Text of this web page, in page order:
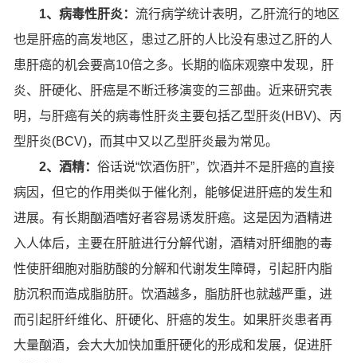
1、病毒性肝炎： 流行病学统计表明，乙肝流行的地区
也是肝癌的高发地区，患过乙肝的人比没有患过乙肝的人
患肝癌的机会要高10倍之多。长期的临床观察中发现，肝
炎、肝硬化、肝癌是不断迁移演变的三部曲。近来研究表
明，与肝癌有关的病毒性肝炎主要包括乙型肝炎(HBV)、丙
型肝炎(BCV)，而其中又以乙型肝炎最为常见。
2、酒精： 俗话说“饮酒伤肝”，饮酒并不是肝癌的直接
病因，但它的作用类似于催化剂，能够促进肝癌的发生和
进展。有长期酗酒嗜好者容易诱发肝癌。这是因为酒精进
入人体后，主要在肝脏进行分解代谢，酒精对肝细胞的毒
性使肝细胞对脂肪酸的分解和代谢发生障碍，引起肝内脂
肪沉积而造成脂肪肝。饮酒越多，脂肪肝也就越严重，进
而引起肝纤维化、肝硬化、肝癌的发生。如果肝炎患者再
大量酗酒，会大大加快加重肝硬化的形成和发展，促进肝